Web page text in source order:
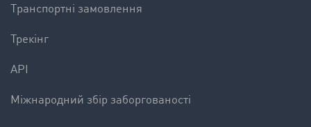
Tранспортні замовлення
Трекінг
API
Міжнародний збір заборгованості